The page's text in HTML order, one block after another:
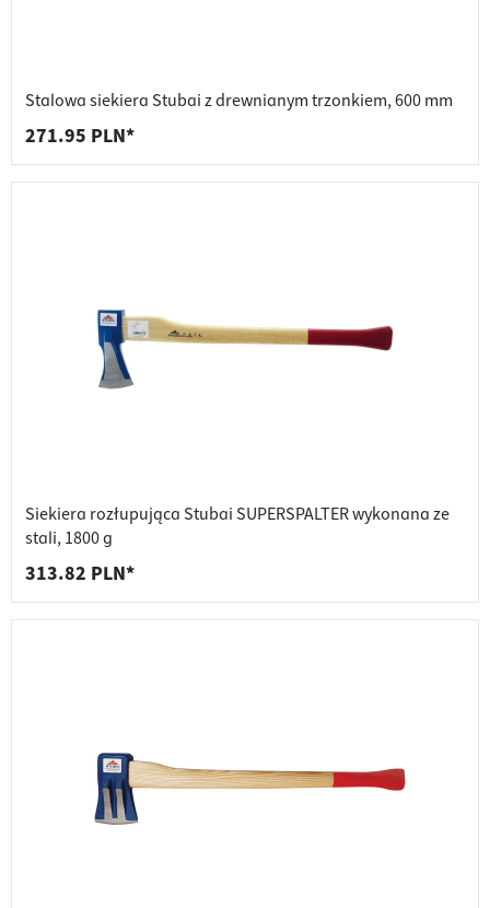
Stalowa siekiera Stubai z drewnianym trzonkiem, 600 mm
271.95 PLN*
Siekiera rozłupująca Stubai SUPERSPALTER wykonana ze
stali, 1800 g
313.82 PLN*